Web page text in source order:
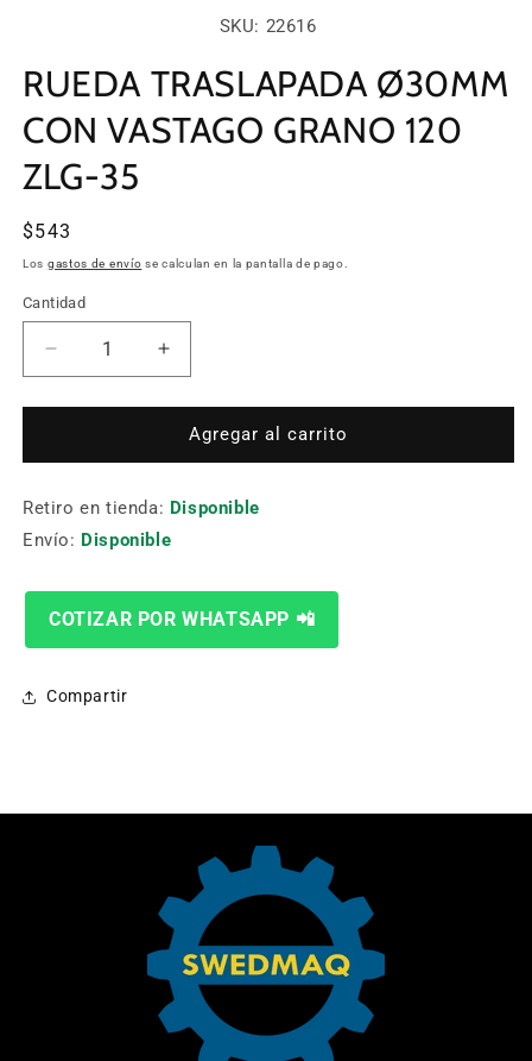
modal
SKU: 22616
RUEDA TRASLAPADA Ø30MM
CON VASTAGO GRANO 120
ZLG-35
Precio
habitual
$543
Los gastos de envío se calculan en la pantalla de pago.
Cantidad
Cantidad
Reducir
cantidad
para
TRASLAPADA
CON
VASTAGO
ZLG-
35
Aumentar
cantidad
para
RUEDA
TRASLAPADA
CON
VASTAGO
ZLG-
35
Agregar al carrito
Retiro en tienda: Disponible
Envío: Disponible
COTIZAR POR WHATSAPP 📲
Compartir